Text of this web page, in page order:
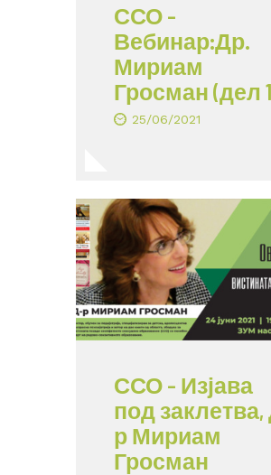
ССО –
Вебинар:Др.
Мириам
Гросман (дел
25/06/2021
ССО – Изјава
под заклетва,
р Мириам
Гросман